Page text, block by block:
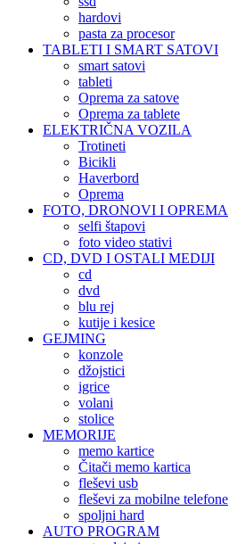
hardovi
pasta za procesor
TABLETI I SMART SATOVI
smart satovi
tableti
Oprema za satove
Oprema za tablete
ELEKTRIČNA VOZILA
Trotineti
Bicikli
Haverbord
Oprema
FOTO, DRONOVI I OPREMA
selfi štapovi
foto video stativi
CD, DVD I OSTALI MEDIJI
cd
dvd
blu rej
kutije i kesice
GEJMING
konzole
džojstici
igrice
volani
stolice
MEMORIJE
memo kartice
Čitači memo kartica
fleševi usb
fleševi za mobilne telefone
spoljni hard
AUTO PROGRAM